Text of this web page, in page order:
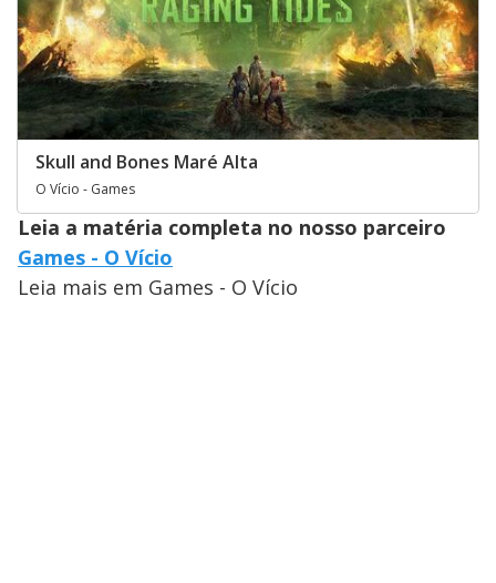
Skull and Bones Maré Alta
O Vício - Games
Leia a matéria completa no nosso parceiro
Games - O Vício
Leia mais em Games - O Vício